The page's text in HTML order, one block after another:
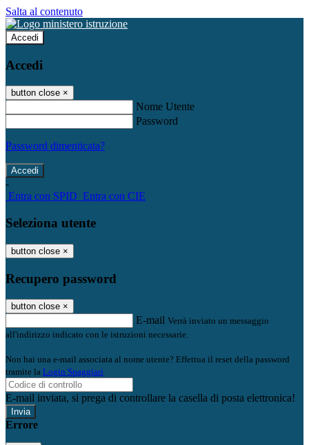
Salta al contenuto
Accedi
Accedi
button close ×
Nome Utente
Password
Password dimenticata?
-
Entra con SPID Entra con CIE
Seleziona utente
button close ×
Recupero password
button close ×
E-mail Verrà inviato un messaggio
all'indirizzo indicato con le istruzioni necessarie.
Non hai una e-mail associata al nome utente? Effettua il reset della password
tramite la Login Spaggiari
E-mail inviata, si prega di controllare la casella di posta elettronica!
Errore